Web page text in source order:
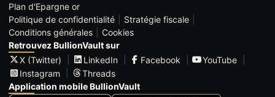
Plan d'Epargne or
Politique de confidentialité
Stratégie fiscale
Conditions générales
Cookies
Retrouvez BullionVault sur
X (Twitter)
LinkedIn Facebook
YouTube
Instagram
Threads
Application mobile BullionVault